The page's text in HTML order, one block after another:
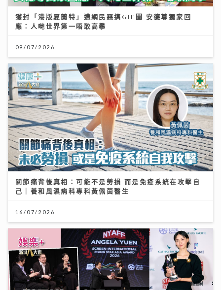
獲封「港版夏蘭特」遭網民惡搞GIF圖 安德尊獨家回
應：人哋世界第一唔敢高攀
09/07/2026
關節痛背後真相：可能不是勞損 而是免疫系統在攻擊自
己｜養和風濕病科專科黃佩茵醫生
16/07/2026